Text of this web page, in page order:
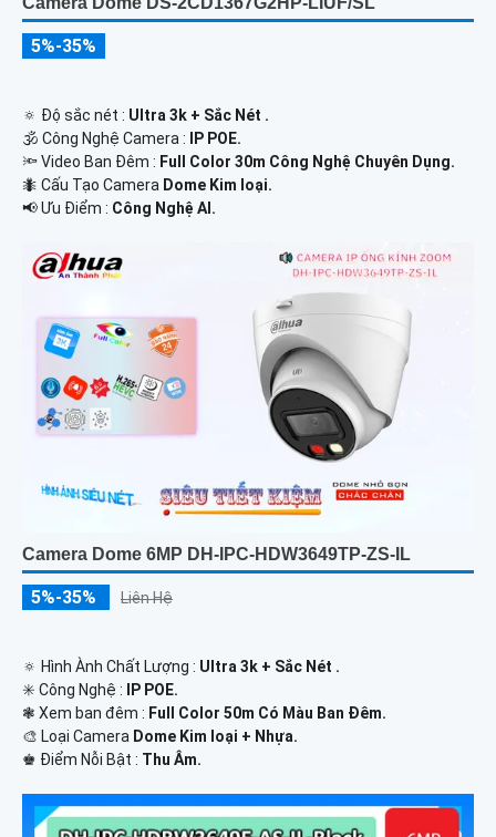
5%-35%
🔅 Độ sắc nét : Ultra 3k + Sắc Nét .
🕉️ Công Nghệ Camera :
IP POE.
🔦 Video Ban Đêm : Full Color 30m Công Nghệ Chuyên Dụng.
🐜 Cấu Tạo Camera Dome Kim loại.
️📢 Ưu Điểm : Công Nghệ AI.
Camera Dome 6MP DH-IPC-HDW3649TP-ZS-IL
5%-35% Liên Hệ
🔅 Hình Ành Chất Lượng : Ultra 3k + Sắc Nét .
✳️ Công Nghệ :
IP POE.
❃ Xem ban đêm : Full Color 50m Có Màu Ban Ðêm.
🎨 Loại Camera Dome Kim loại + Nhựa.
️♚ Điểm Nỗi Bật : Thu Âm.